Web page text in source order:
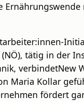
Ernährungswende
tätig in der
verbindetNew
Maria Kollar
fördert